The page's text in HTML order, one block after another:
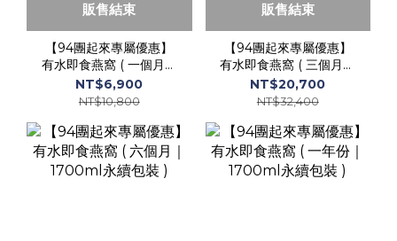
販售結束
【94團起來專屬優惠】
有水即食燕窩 ( 一個月｜
1700ml永續包裝 )
NT$6,900
NT$10,800
販售結束
【94團起來專屬優惠】
有水即食燕窩 ( 三個月｜
1700ml永續包裝 )
NT$20,700
NT$32,400